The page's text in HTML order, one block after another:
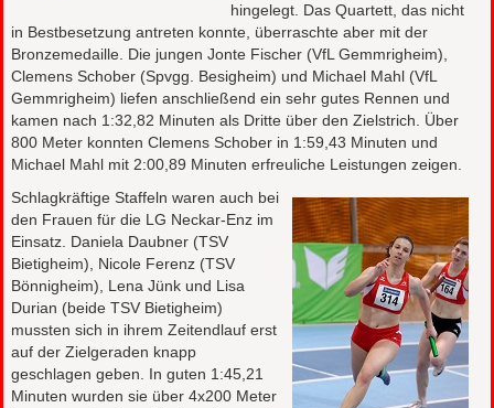
hingelegt. Das Quartett, das nicht
in Bestbesetzung antreten konnte, überraschte aber mit der
Bronzemedaille. Die jungen Jonte Fischer (VfL Gemmrigheim),
Clemens Schober (Spvgg. Besigheim) und Michael Mahl (VfL
Gemmrigheim) liefen anschließend ein sehr gutes Rennen und
kamen nach 1:32,82 Minuten als Dritte über den Zielstrich. Über
800 Meter konnten Clemens Schober in 1:59,43 Minuten und
Michael Mahl mit 2:00,89 Minuten erfreuliche Leistungen zeigen.
Schlagkräftige Staffeln waren auch bei
den Frauen für die LG Neckar-Enz im
Einsatz. Daniela Daubner (TSV
Bietigheim), Nicole Ferenz (TSV
Bönnigheim), Lena Jünk und Lisa
Durian (beide TSV Bietigheim)
mussten sich in ihrem Zeitendlauf erst
auf der Zielgeraden knapp
geschlagen geben. In guten 1:45,21
Minuten wurden sie über 4x200 Meter